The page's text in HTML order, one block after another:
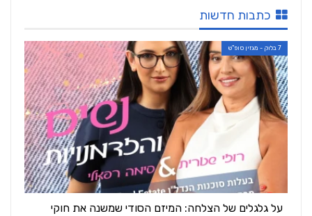
כתבות חדשות
7 בלוק - מגזין סופ"ש
על גלגלים של הצלחה: המיזם הסודי שמשנה את חוקי